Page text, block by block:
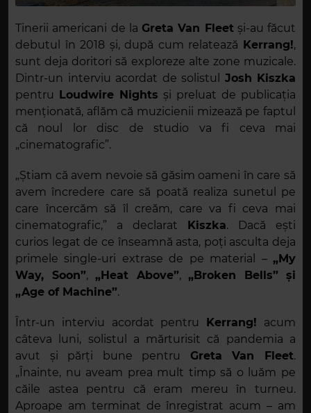
Tinerii americani de la Greta Van Fleet și-au făcut
debutul în 2018 și, după cum relatează Kerrang!,
sunt deja doritori să exploreze alte zone muzicale.
Dintr-un interviu acordat de solistul Josh Kiszka
pentru Loudwire Nights și preluat de publicația
menționată, aflăm că muzicienii mizează pe faptul
că noul lor disc de studio va fi ceva mai
„cinematografic”.
„Știam că avem nevoie să găsim oameni în care să
avem încredere care să poată realiza sunetul pe
care încercăm să îl creăm, care va fi ceva mai
cinematografic,” a declarat Kiszka. Dacă ești
curios legat de ce înseamnă asta, poți asculta deja
primele single-uri extrase de pe material – „My
Way, Soon”, „Heat Above”, „Broken Bells” și
„Age of Machine”.
Într-un interviu acordat pentru Kerrang! acum
câteva luni, solistul a mărturisit că pandemia a
avut și părți bune pentru Greta Van Fleet.
„Înainte, nu aveam prea mult timp să o luăm pe
căile astea pentru că eram mereu în turneu.
Aproape am terminat de înregistrat acum – am